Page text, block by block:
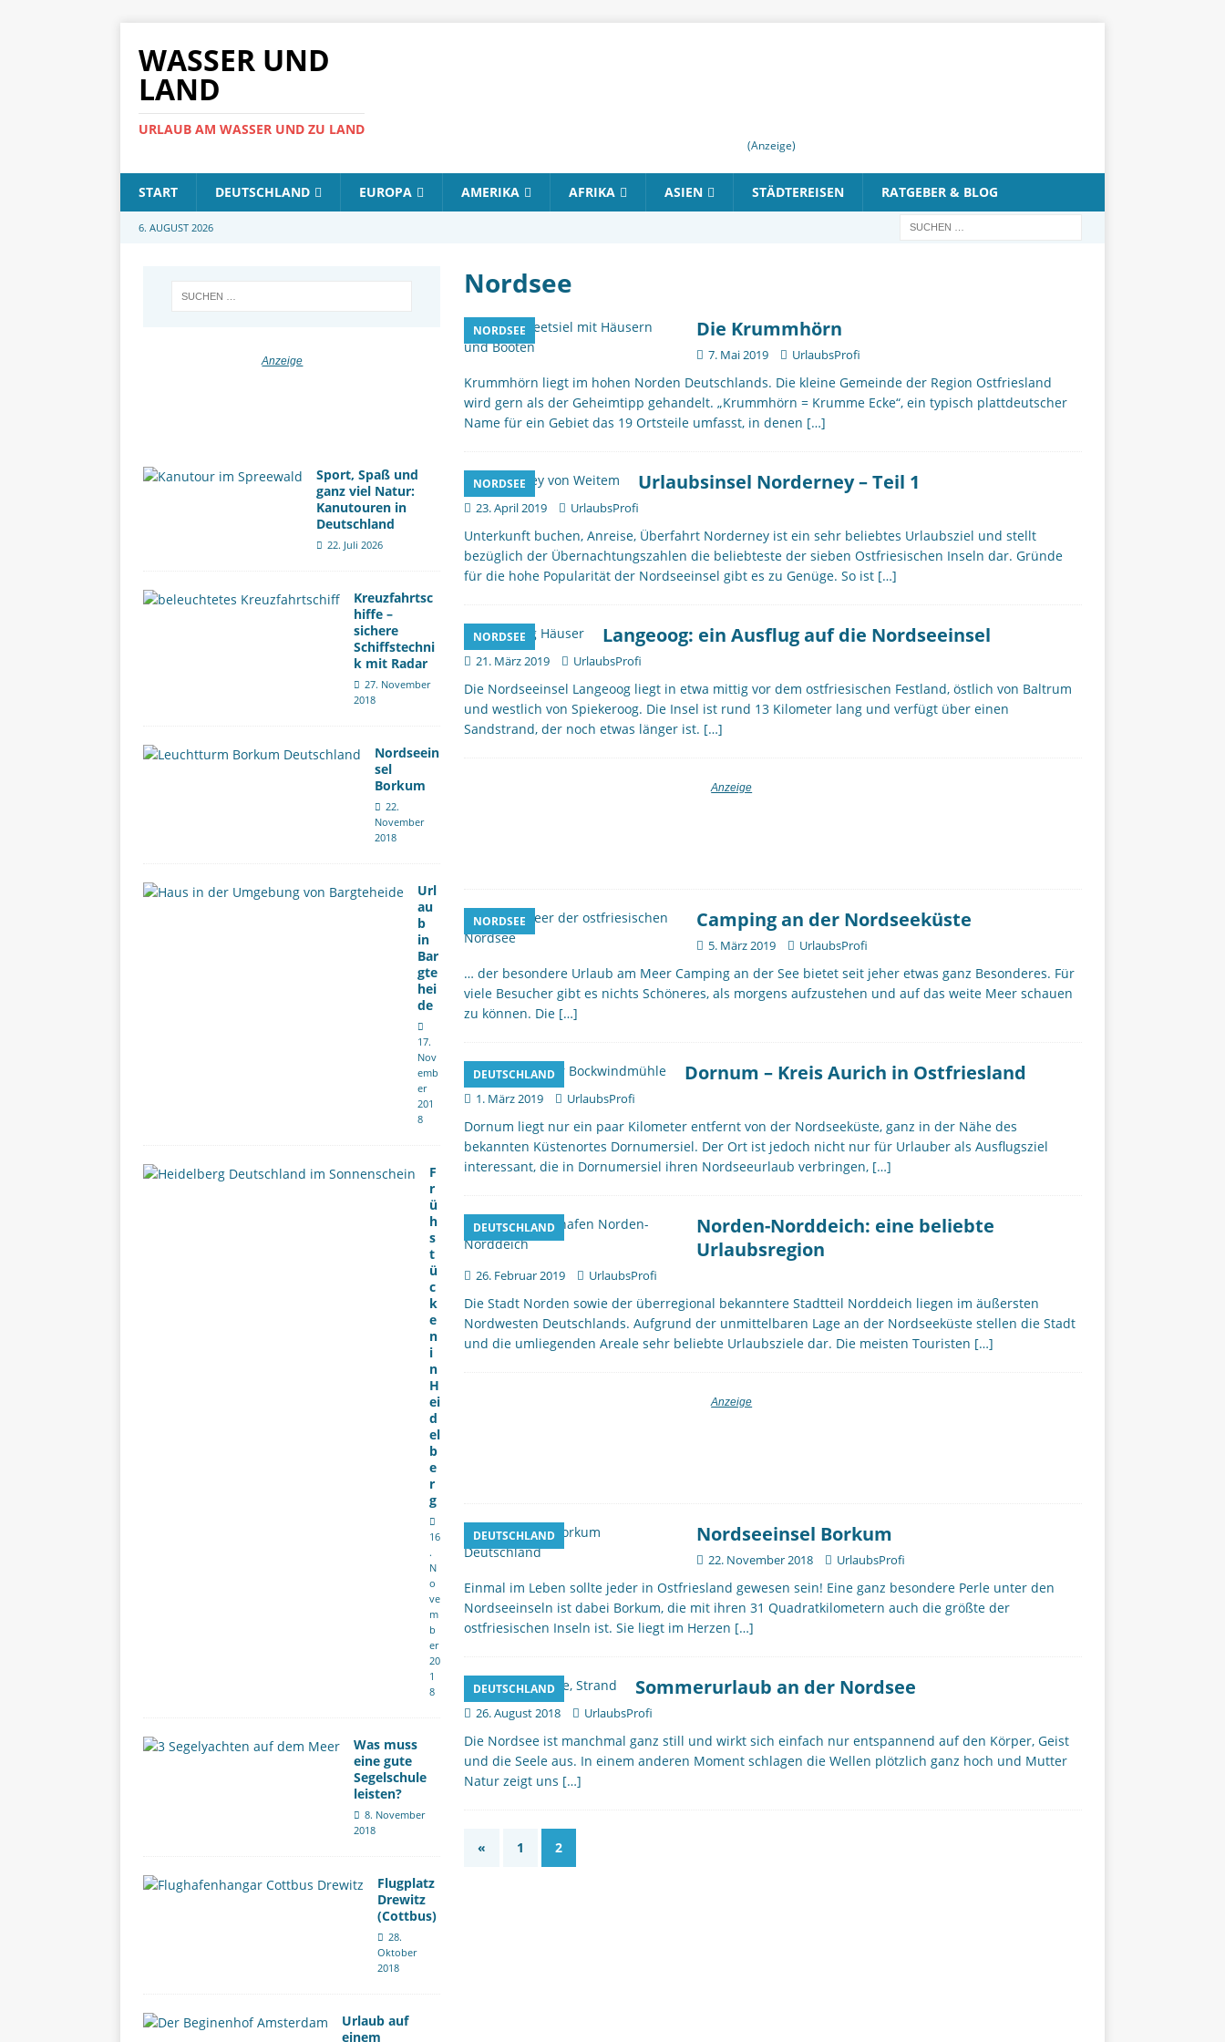
WASSER UND
LAND
URLAUB AM WASSER UND ZU LAND
(Anzeige)
START DEUTSCHLAND EUROPA AMERIKA AFRIKA ASIEN STÄDTEREISEN RATGEBER & BLOG
6. AUGUST 2026
Nordsee
NORDSEE Die Krummhörn
7. Mai 2019 UrlaubsProfi
Krummhörn liegt im hohen Norden Deutschlands. Die kleine Gemeinde der Region Ostfriesland
wird gern als der Geheimtipp gehandelt. „Krummhörn = Krumme Ecke“, ein typisch plattdeutscher
Name für ein Gebiet das 19 Ortsteile umfasst, in denen […]
NORDSEE Urlaubsinsel Norderney – Teil 1
23. April 2019 UrlaubsProfi
Unterkunft buchen, Anreise, Überfahrt Norderney ist ein sehr beliebtes Urlaubsziel und stellt
bezüglich der Übernachtungszahlen die beliebteste der sieben Ostfriesischen Inseln dar. Gründe
für die hohe Popularität der Nordseeinsel gibt es zu Genüge. So ist […]
NORDSEE Langeoog: ein Ausflug auf die Nordseeinsel
21. März 2019 UrlaubsProfi
Die Nordseeinsel Langeoog liegt in etwa mittig vor dem ostfriesischen Festland, östlich von Baltrum
und westlich von Spiekeroog. Die Insel ist rund 13 Kilometer lang und verfügt über einen
Sandstrand, der noch etwas länger ist. […]
NORDSEE Camping an der Nordseeküste
5. März 2019 UrlaubsProfi
… der besondere Urlaub am Meer Camping an der See bietet seit jeher etwas ganz Besonderes. Für
viele Besucher gibt es nichts Schöneres, als morgens aufzustehen und auf das weite Meer schauen
zu können. Die […]
DEUTSCHLAND Dornum – Kreis Aurich in Ostfriesland
1. März 2019 UrlaubsProfi
Dornum liegt nur ein paar Kilometer entfernt von der Nordseeküste, ganz in der Nähe des
bekannten Küstenortes Dornumersiel. Der Ort ist jedoch nicht nur für Urlauber als Ausflugsziel
interessant, die in Dornumersiel ihren Nordseeurlaub verbringen, […]
DEUTSCHLAND
Norden-Norddeich: eine beliebte
Urlaubsregion
26. Februar 2019 UrlaubsProfi
Die Stadt Norden sowie der überregional bekanntere Stadtteil Norddeich liegen im äußersten
Nordwesten Deutschlands. Aufgrund der unmittelbaren Lage an der Nordseeküste stellen die Stadt
und die umliegenden Areale sehr beliebte Urlaubsziele dar. Die meisten Touristen […]
DEUTSCHLAND Nordseeinsel Borkum
22. November 2018 UrlaubsProfi
Einmal im Leben sollte jeder in Ostfriesland gewesen sein! Eine ganz besondere Perle unter den
Nordseeinseln ist dabei Borkum, die mit ihren 31 Quadratkilometern auch die größte der
ostfriesischen Inseln ist. Sie liegt im Herzen […]
DEUTSCHLAND Sommerurlaub an der Nordsee
26. August 2018 UrlaubsProfi
Die Nordsee ist manchmal ganz still und wirkt sich einfach nur entspannend auf den Körper, Geist
und die Seele aus. In einem anderen Moment schlagen die Wellen plötzlich ganz hoch und Mutter
Natur zeigt uns […]
« 1 2
Sport, Spaß und
ganz viel Natur:
Kanutouren in
Deutschland
22. Juli 2026
Kreuzfahrtsc
hiffe –
sichere
Schiffstechni
k mit Radar
27. November
2018
Nordseein
sel
Borkum
22.
November
2018
Url
au
b
in
Bar
gte
hei
de
17.
Nov
emb
er
201
8
F
r
ü
h
s
t
ü
c
k
e
n
i
n
H
ei
d
el
b
e
r
g
16
.
N
o
ve
m
b
er
20
1
8
Was muss
eine gute
Segelschule
leisten?
8. November
2018
Flugplatz
Drewitz
(Cottbus)
28.
Oktober
2018
Urlaub auf
einem